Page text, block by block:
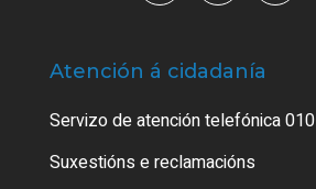
Atención á cidadanía
Servizo de atención telefónica 010
Suxestións e reclamacións